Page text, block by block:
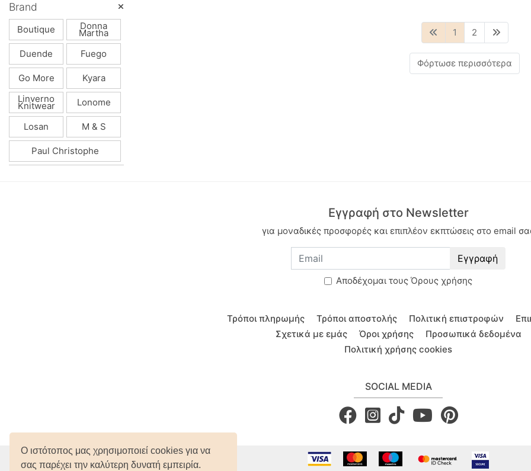
Ο ιστότοπος μας χρησιμοποιεί cookies για να
σας παρέχει την καλύτερη δυνατή εμπειρία.
Brand
Boutique Donna
Martha
Duende
Fuego
Go More
Kyara
Linverno
Knitwear Lonome
Losan M & S
Paul Christophe
1 2
Φόρτωσε περισσότερα
Εγγραφή στο Newsletter
για μοναδικές προσφορές και επιπλέον εκπτώσεις στο email
Εγγραφή
Aποδέχομαι τους Όρους χρήσης
Τρόποι πληρωμής Τρόποι αποστολής Πολιτική επιστροφών
Σχετικά με εμάς
Όροι χρήσης
Προσωπικά δεδομένα
Πολιτική χρήσης cookies
SOCIAL MEDIA
Queen Fashion
Real Brand
Sarah Chole
Sprint
Street Monkey
Sugar